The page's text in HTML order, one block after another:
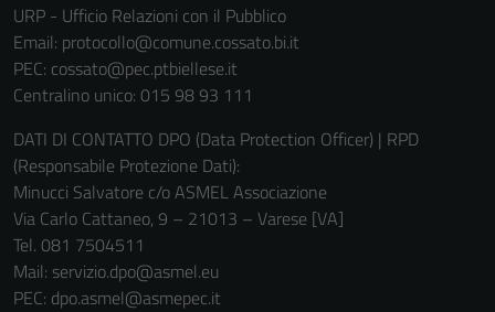
URP - Ufficio Relazioni con il Pubblico
Email: protocollo@comune.cossato.bi.it
PEC: cossato@pec.ptbiellese.it
Centralino unico: 015 98 93 111
DATI DI CONTATTO DPO (Data Protection Officer) | RPD
(Responsabile Protezione Dati):
Minucci Salvatore c/o ASMEL Associazione
Via Carlo Cattaneo, 9 – 21013 – Varese [VA]
Tel. 081 7504511
Mail: servizio.dpo@asmel.eu
PEC: dpo.asmel@asmepec.it